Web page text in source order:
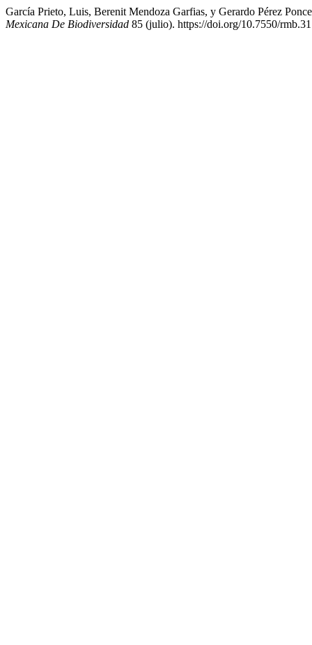
García Prieto, Luis, Berenit Mendoza Garfias, y Gerardo Pérez
Mexicana De Biodiversidad 85 (julio). https://doi.org/10.7550/